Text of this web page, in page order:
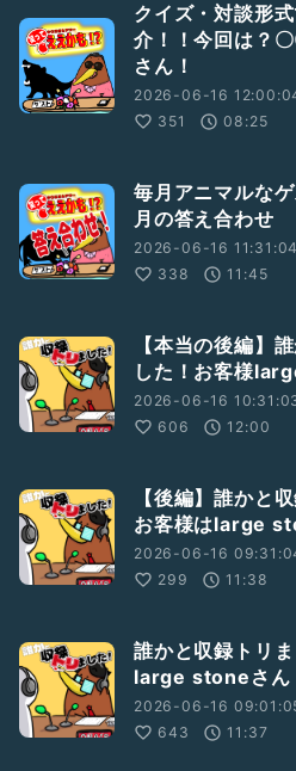
クイズ・対談形
介！！今回は？
さん！
2026-06-16
351
08:25
毎月アニマルな
月の答え合わせ
2026-06-16 11:31:04
338
11:45
【本当の後編】
した！お客様
2026-06-16
606
12:00
【後編】誰かと
お客様はlarge
2026-06-16
299
11:38
誰かと収録トリ
large stoneさん
2026-06-16
643
11:37